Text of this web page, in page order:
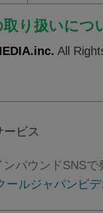
り扱いにつ
All
ービス
バウンドSNSで
ルジャパンビ